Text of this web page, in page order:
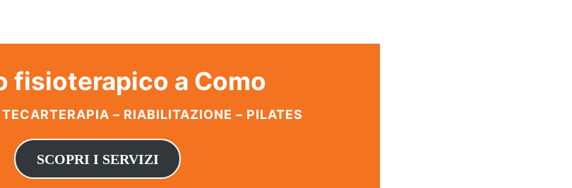
fisioterapico a Como
– RIABILITAZIONE – PILATES
SCOPRI I SERVIZI